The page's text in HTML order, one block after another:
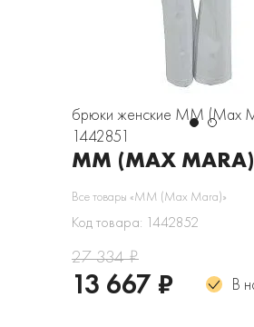
брюки женские MM (Max
1442851
MM (MAX MARA)
Все товары «MM (Max Mara)»
Код товара: 1442852
27 334 ₽
13 667 ₽ В